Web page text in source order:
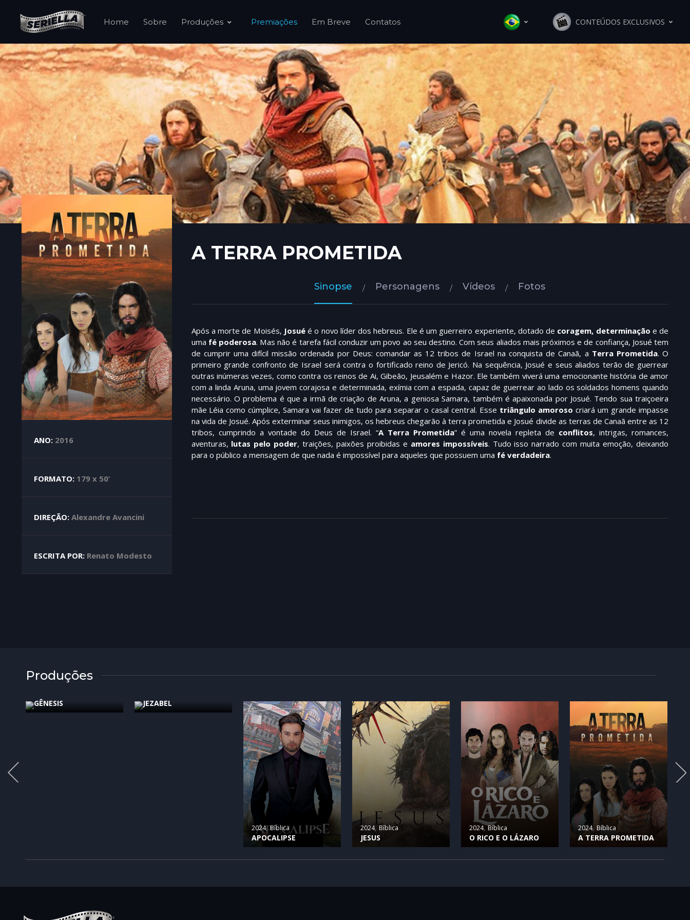
Home Sobre Produções Premiações Em Breve Contatos CONTEÚDOS EXCLUSIVOS
ANO: 2016
FORMATO: 179 x 50’
DIREÇÃO: Alexandre Avancini
ESCRITA POR: Renato Modesto
A TERRA PROMETIDA
Sinopse Personagens Vídeos Fotos
Após a morte de Moisés, Josuéé o novo líder dos hebreus. Ele é um guerreiro experiente, dotado de coragem, determinação e de
uma fé poderosa. Mas não é tarefa fácil conduzir um povo ao seu destino. Com seus aliados mais próximos e de confiança, Josué tem
de cumprir uma difícil missão ordenada por Deus: comandar as 12 tribos de Israel na conquista de Canaã, a Terra Prometida. O
primeiro grande confronto de Israel será contra o fortificado reino de Jericó. Na sequência, Josué e seus aliados terão de guerrear
outras inúmeras vezes, como contra os reinos de Ai, Gibeão, Jeusalém e Hazor. Ele também viverá uma emocionante história de amor
com a linda Aruna, uma jovem corajosa e determinada, exímia com a espada, capaz de guerrear ao lado os soldados homens quando
necessário. O problema é que a irmã de criação de Aruna, a geniosa Samara, também é apaixonada por Josué. Tendo sua traiçoeira
mãe Léia como cúmplice, Samara vai fazer de tudo para separar o casal central. Esse triângulo amoroso criará um grande impasse
na vida de Josué. Após exterminar seus inimigos, os hebreus chegarão à terra prometida e Josué divide as terras de Canaã entre as 12
tribos, cumprindo a vontade do Deus de Israel. “A Terra Prometida” é uma novela repleta de conflitos, intrigas, romances,
aventuras, lutas pelo poder, traições, paixões proibidas e amores impossíveis. Tudo isso narrado com muita emoção, deixando
para o público a mensagem de que nada é impossível para aqueles que possuem uma fé verdadeira.
Produções
GÊNESIS JEZABEL
2024 Bíblica
APOCALIPSE
2024 Bíblica
JESUS
2024 Bíblica
O RICO E O LÁZARO
2024 Bíblica
A TERRA PROMETIDA